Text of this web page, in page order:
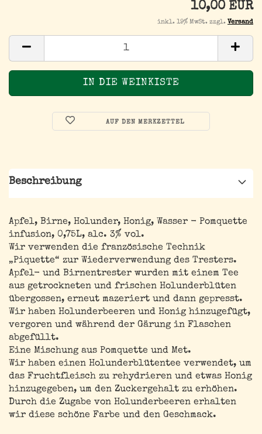
10,00 EUR
inkl. 19% MwSt. zzgl. Versand
AUF DEN MERKZETTEL
Beschreibung
Apfel, Birne, Holunder, Honig, Wasser - Pomquette
infusion, 0,75L, alc. 3% vol.
Wir verwenden die französische Technik
„Piquette“ zur Wiederverwendung des Tresters.
Apfel- und Birnentrester wurden mit einem Tee
aus getrockneten und frischen Holunderblüten
übergossen, erneut mazeriert und dann gepresst.
Wir haben Holunderbeeren und Honig hinzugefügt,
vergoren und während der Gärung in Flaschen
abgefüllt.
Eine Mischung aus Pomquette und Met.
Wir haben einen Holunderblütentee verwendet, um
das Fruchtfleisch zu rehydrieren und etwas Honig
hinzugegeben, um den Zuckergehalt zu erhöhen.
Durch die Zugabe von Holunderbeeren erhalten
wir diese schöne Farbe und den Geschmack.